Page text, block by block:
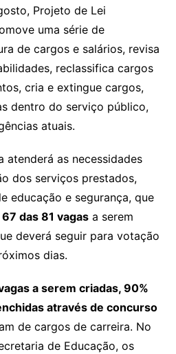
Projeto de Lei
uma série de
de cargos e salários, revisa
reclassifica cargos
cria e extingue cargos,
dentro do serviço público,
atuais.
atenderá as necessidades
dos serviços prestados,
educação e segurança, que
67 das 81 vagasa serem
deverá seguir para votação
dias.
a serem criadas, 90%
através de concurso
de cargos de carreira. No
de Educação, os